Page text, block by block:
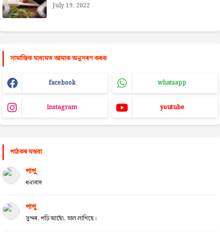
July 19, 2022
সামাজিক মাধ্যমত আমাক অনুসৰণ কৰক
facebook whatsapp
instagram youtube
পাঠকৰ মন্তব্য
পাপু
ধন্যবাদ
পাপু
সুন্দৰ, পঢ়ি আছোঁ, ভাল লাগিছে।